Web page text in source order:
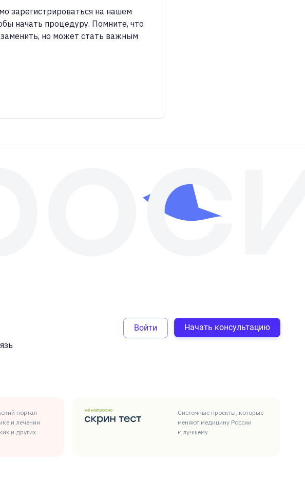
зарегистрироваться на нашем
начать процедуру. Помните, что
но может стать важным
Войти Начать консультацию
портал
и лечении
и других
Системные проекты, которые
меняют медицину России
к лучшему